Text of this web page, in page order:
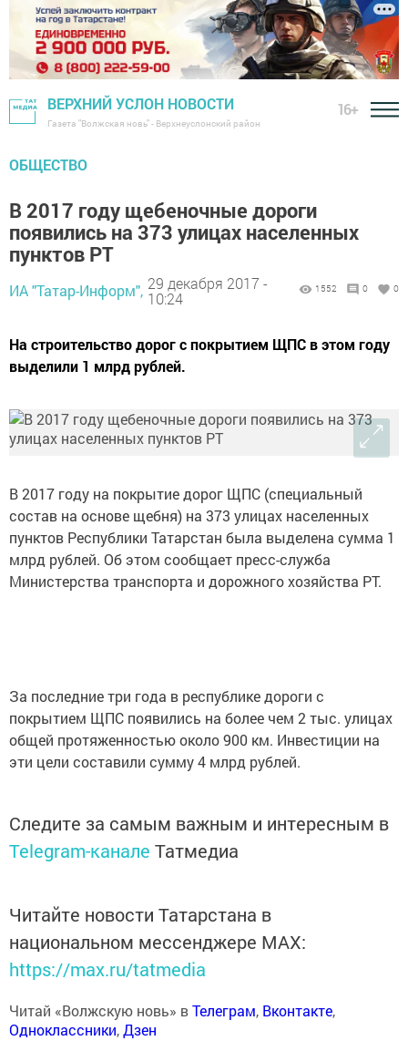
ВЕРХНИЙ УСЛОН НОВОСТИ
Газета "Волжская новь" - Верхнеуслонский район
16+
ОБЩЕСТВО
В 2017 году щебеночные дороги
появились на 373 улицах населенных
пунктов РТ
ИА "Татар-Информ", 29 декабря 2017 -
10:24
1552 0 0
На строительство дорог с покрытием ЩПС в этом году
выделили 1 млрд рублей.
В 2017 году на покрытие дорог ЩПС (специальный
состав на основе щебня) на 373 улицах населенных
пунктов Республики Татарстан была выделена сумма 1
млрд рублей. Об этом сообщает пресс-служба
Министерства транспорта и дорожного хозяйства РТ.
За последние три года в республике дороги с
покрытием ЩПС появились на более чем 2 тыс. улицах
общей протяженностью около 900 км. Инвестиции на
эти цели составили сумму 4 млрд рублей.
Следите за самым важным и интересным в
Telegram-канале Татмедиа
Читайте новости Татарстана в
национальном мессенджере MАХ:
https://max.ru/tatmedia
Читай «Волжскую новь» вТелеграм, Вконтакте,
Одноклассники,Дзен